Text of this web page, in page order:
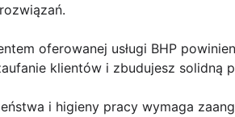
oferowanej usługi BHP
klientów i zbudujesz solidną
i higieny pracy wymaga